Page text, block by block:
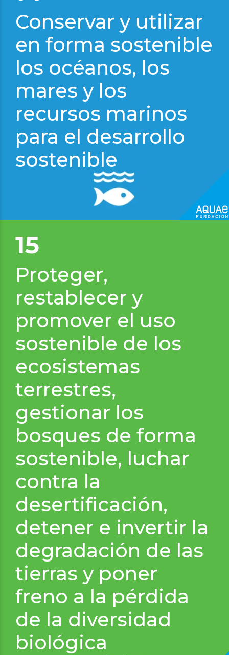
Conservar y utilizar
en forma sostenible
los océanos, los
mares y los
recursos marinos
para el desarrollo
sostenible
Victor Durán
15
Proteger,
restablecer y
promover el uso
sostenible de los
ecosistemas
terrestres,
gestionar los
bosques de forma
sostenible, luchar
contra la
desertificación,
detener e invertir la
degradación de las
tierras y poner
freno a la pérdida
de la diversidad
biológica
Oriol Vilalta